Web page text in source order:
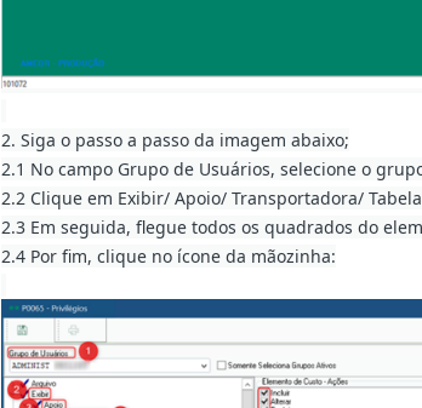
2. Siga o passo a passo da imagem abaixo;
2.1 No campo Grupo de Usuários, selecione o
2.2 Clique em Exibir/ Apoio/ Transportadora/
2.3 Em seguida, flegue todos os quadrados do
2.4 Por fim, clique no ícone da mãozinha: